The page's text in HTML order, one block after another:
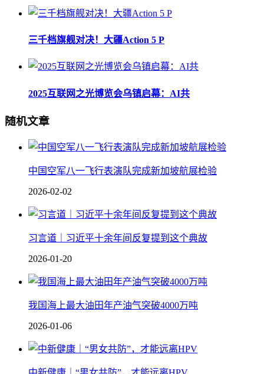
三千档旗舰对决！大疆Action 5 P
2025互联网之光博览会乌镇启幕：AI共
随机文章
中国空军八一飞行表演队完成新加坡航展检验
2026-02-02
习言道｜习近平十余年间反复提到这个典故
2026-01-20
我国海上最大油田年产油气突破4000万吨
2026-01-06